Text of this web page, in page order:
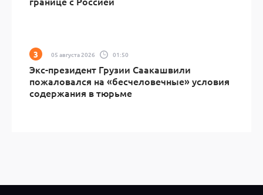
05 августа 2026 01:50
Экс-президент Грузии Саакашвили
пожаловался на «бесчеловечные» условия
содержания в тюрьме